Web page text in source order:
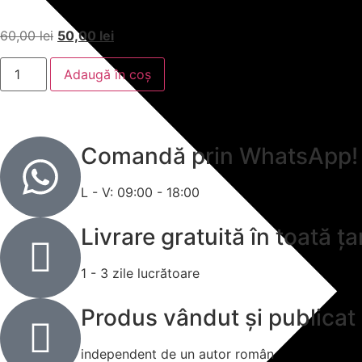
60,00lei 50,00 lei
Adaugă în coș
Comandă prin WhatsApp!
L - V: 09:00 - 18:00
Livrare gratuită în toată
1 - 3 zile lucrătoare
Produs vândut și publicat
independent de un autor român